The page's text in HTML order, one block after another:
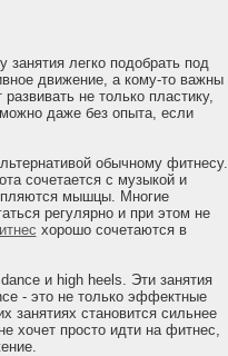
легко подобрать под
движение, а кому-то важны
не только пластику,
даже без опыта, если
обычному фитнесу.
сочетается с музыкой и
мышцы. Многие
регулярно и при этом не
хорошо сочетаются в
и high heels. Эти занятия
- это не только эффектные
становится сильнее
хочет просто идти на фитнес,